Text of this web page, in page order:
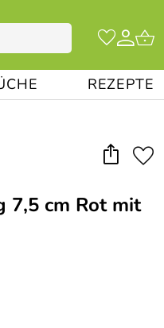
REZEPTE
7,5 cm Rot mit